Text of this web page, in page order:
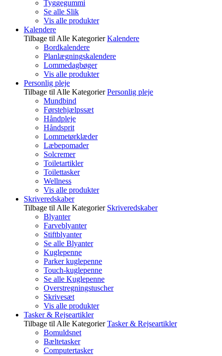
Tyggegummi
Se alle Slik
Vis alle produkter
Kalendere
Tilbage til Alle Kategorier Kalendere
Bordkalendere
Planlægningskalendere
Lommedagbøger
Vis alle produkter
Personlig pleje
Tilbage til Alle Kategorier Personlig pleje
Mundbind
Førstehjælpssæt
Håndpleje
Håndsprit
Lommetørklæder
Læbepomader
Solcremer
Toiletartikler
Toilettasker
Wellness
Vis alle produkter
Skriveredskaber
Tilbage til Alle Kategorier Skriveredskaber
Blyanter
Farveblyanter
Stiftblyanter
Se alle Blyanter
Kuglepenne
Parker kuglepenne
Touch-kuglepenne
Se alle Kuglepenne
Overstregningstuscher
Skrivesæt
Vis alle produkter
Tasker & Rejseartikler
Tilbage til Alle Kategorier Tasker & Rejseartikler
Bomuldsnet
Bæltetasker
Computertasker